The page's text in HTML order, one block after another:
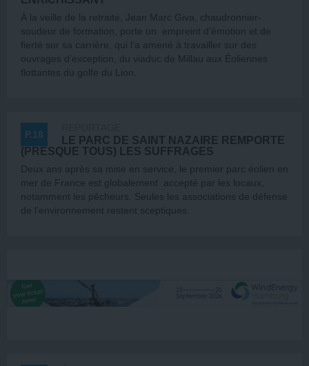
À la veille de la retraite, Jean Marc Giva, chaudronnier-
soudeur de formation, porte un empreint d’émotion et de
fierté sur sa carrière, qui l’a amené à travailler sur des
ouvrages d’exception, du viaduc de Millau aux Éoliennes
flottantes du golfe du Lion.
P.18
LE PARC DE SAINT NAZAIRE REMPORTE
(PRESQUE TOUS) LES SUFFRAGES
Deux ans après sa mise en service, le premier parc éolien en
mer de France est globalement accepté par les locaux,
notamment les pêcheurs. Seules les associations de défense
de l’environnement restent sceptiques.